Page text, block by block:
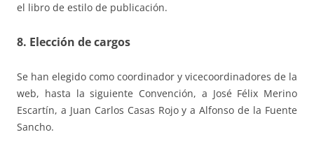
el libro de estilo de publicación.
8. Elección de cargos
Se han elegido como coordinador y vicecoordinadores de la
web, hasta la siguiente Convención, a José Félix Merino
Escartín, a Juan Carlos Casas Rojo y a Alfonso de la Fuente
Sancho.